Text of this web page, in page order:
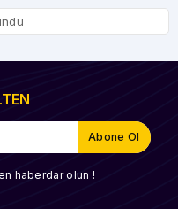
haberdar olun !